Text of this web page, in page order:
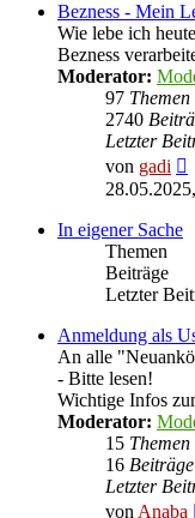
Bezness - Mein
Wie lebe ich
Bezness
Moderator:
97 Themen
2740
Letzter
von gadi
In eigener Sache
Themen
Beiträge
Letzter
Anmeldung als
An alle
- Bitte lesen!
Wichtige Infos
Moderator:
15 Themen
16 Beiträge
Letzter
von Anaba